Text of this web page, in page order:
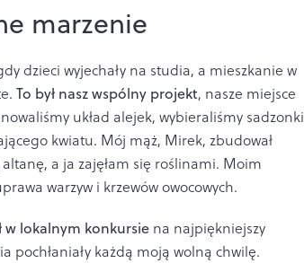
marzenie
dzieci wyjechały na studia, a mieszkanie w
To był nasz wspólny projekt, nasze miejsce
układ alejek, wybieraliśmy sadzonki
kwiatu. Mój mąż, Mirek, zbudował
a ja zajęłam się roślinami. Moim
warzyw i krzewów owocowych.
w lokalnym konkursie na najpiękniejszy
pochłaniały każdą moją wolną chwilę.